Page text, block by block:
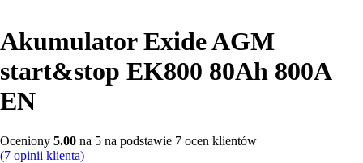
Akumulator Exide AGM
start&stop EK800 80Ah 800A
EN
Oceniony 5.00 na 5 na podstawie 7 ocen klientów
(7 opinii klienta)